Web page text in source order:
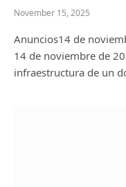
November 15, 2025
Anuncios14 de
14 de noviembre de
infraestructura de un